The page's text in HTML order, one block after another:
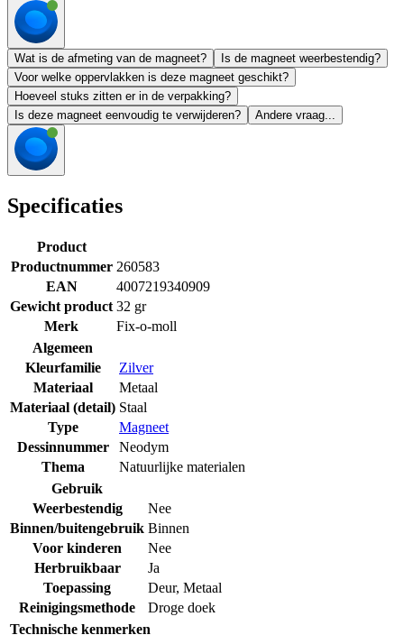
Wat is de afmeting van de magneet?
Is de magneet weerbestendig?
Voor welke oppervlakken is deze magneet geschikt?
Hoeveel stuks zitten er in de verpakking?
Is deze magneet eenvoudig te verwijderen?
Andere vraag...
Specificaties
Product
Productnummer 260583
EAN
4007219340909
Gewicht product 32 gr
Merk
Fix-o-moll
Algemeen
Kleurfamilie
Zilver
Materiaal
Metaal
Materiaal (detail) Staal
Type
Magneet
Dessinnummer
Neodym
Thema
Natuurlijke materialen
Gebruik
Weerbestendig
Nee
Binnen/buitengebruik Binnen
Voor kinderen
Nee
Herbruikbaar
Ja
Toepassing
Deur, Metaal
Reinigingsmethode
Droge doek
Technische kenmerken